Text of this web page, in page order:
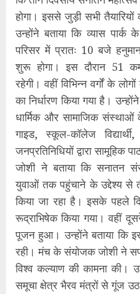
होगा। इससे जुड़ी सभी
उन्होंने बताया कि व्यास
परिसर में प्रातः 10 बजे
शुरू होगा। इस दौरान 51
रहेगी। वहीं विभिन्न वर्गों के
का निर्धारण किया गया है।
धार्मिक और सामाजिक संस्थाओं
गाइड, स्कूल-कॉलेज
जनप्रतिनिधियों द्वारा सामूहिक
जोशी ने बताया कि सनातन
युवाओं तक पहुंचाने के उद्देश्य से
किया जा रहा है। इसके पहले
रूद्राभिषेक किया गया। वहीं
पूजन हुआ। उन्होंने बताया कि
रही। मंच के संयोजक जोशी ने
विश्व कल्याण की कामना की।
समूचा क्षेत्र भैरव मंत्रों से गूंज